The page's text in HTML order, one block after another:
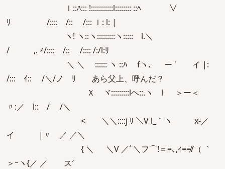
ｌ::ﾊ::: !:::::::::::l:::::::: ::ﾍ ∨
ﾘ /:::: /:: /::: ｌ: l: |
ヽ! ヽ::ヽ:::::::::ヽ::::: l.＼
/ ,. ｨ/:::: /:: /:::: /:/l:ﾘ
＼ ＼ゝ :::::: ヽ ::ﾊ fヽ､ ー ' イ |:
/::: ｲ:: /＼/ノ ﾘ あら父上、呼んだ？
Ｘ ヾ:::::::::lヘ::.ヽ l ＞ー＜
〃:／ l:: / /＼
< ＼＼::::j ﾘ ＼V l_｀ヽ x‐／
イ |〃 ／ ／＼
{ ＼ ＼V ／ﾞ＼フ⌒!＝=､,ｨ=≠/（ ｀
＞ｰヽ{／ ／ ス′